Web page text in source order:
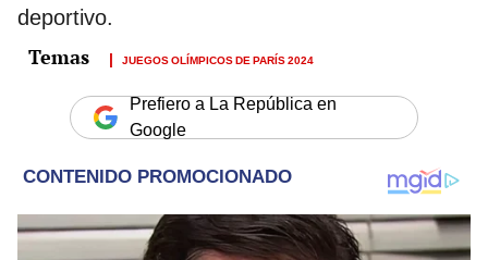
deportivo.
JUEGOS OLÍMPICOS DE PARÍS 2024
Prefiero a La República en
Google